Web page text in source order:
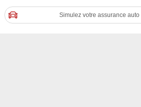
Simulez votre assurance auto